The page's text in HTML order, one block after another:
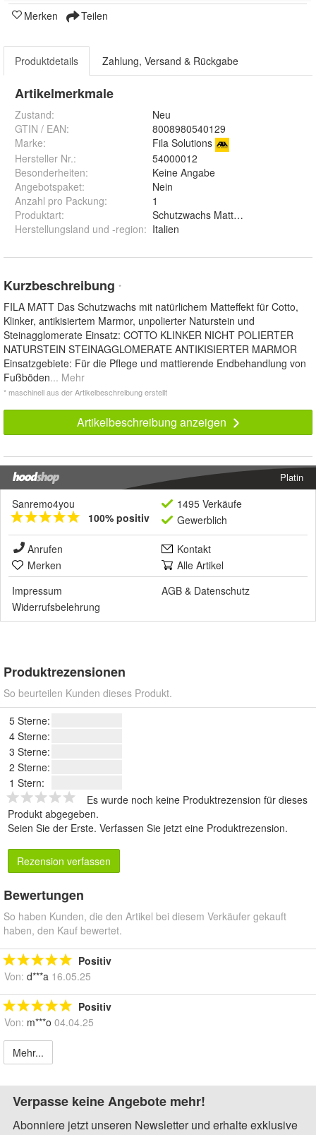
Merken Teilen
Produktdetails Zahlung, Versand & Rückgabe
Artikelmerkmale
Zustand:
Neu
GTIN / EAN:
8008980540129
Marke:
Fila Solutions
Hersteller Nr.:
54000012
Besonderheiten:
Keine Angabe
Angebotspaket:
Nein
Anzahl pro Packung:
1
Produktart:
Schutzwachs Matteffekt
Herstellungsland und -region: Italien
Kurzbeschreibung *
FILA MATT Das Schutzwachs mit natürlichem Matteffekt für Cotto,
Klinker, antikisiertem Marmor, unpolierter Naturstein und
Steinagglomerate Einsatz: COTTO KLINKER NICHT POLIERTER
NATURSTEIN STEINAGGLOMERATE ANTIKISIERTER MARMOR
Einsatzgebiete: Für die Pflege und mattierende Endbehandlung von
Fußböden... Mehr
* maschinell aus der Artikelbeschreibung erstellt
Artikelbeschreibung anzeigen
Platin
Sanremo4you
100% positiv
1495 Verkäufe
Gewerblich
Anrufen
Kontakt
Merken
Alle Artikel
Impressum
AGB & Datenschutz
Widerrufsbelehrung
Produktrezensionen
So beurteilen Kunden dieses Produkt.
5 Sterne:
4 Sterne:
3 Sterne:
2 Sterne:
1 Stern:
Es wurde noch keine Produktrezension für dieses
Produkt abgegeben.
Seien Sie der Erste. Verfassen Sie jetzt eine Produktrezension.
Rezension verfassen
Bewertungen
So haben Kunden, die den Artikel bei diesem Verkäufer gekauft
haben, den Kauf bewertet.
Positiv
Von: d***a 16.05.25
Positiv
Von: m***o 04.04.25
Mehr...
Verpasse keine Angebote mehr!
Abonniere jetzt unseren Newsletter und erhalte exklusive